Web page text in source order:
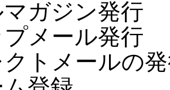
マガジン発行
プメール発行
クトメールの